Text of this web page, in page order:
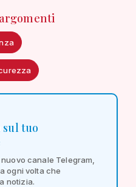
tuo
canale Telegram,
ogni volta che
notizia.